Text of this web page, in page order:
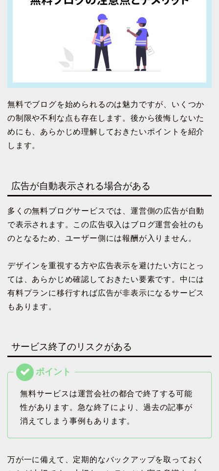
無料でブログを始められるのは魅力ですが、いくつか
の制限や不利な点も存在します。後から後悔しないた
めにも、あらかじめ理解しておきたいポイントを紹介
します。
広告が自動表示される場合がある
多くの無料ブログサービスでは、運営側の広告が自動
で表示されます。この広告収入はブログ運営会社のも
のとなるため、ユーザー側には報酬が入りません。
デザインを重視する方や広告表示を避けたい方にとっ
ては、あらかじめ確認しておきたい要素です。中には
有料プランに移行すれば広告が非表示になるサービス
もあります。
サービス終了のリスクがある
無料サービスは運営会社の都合で終了する可能
性があります。急な終了により、過去の記事が
消えてしまう事例もあります。
万が一に備えて、定期的なバックアップを取っておく